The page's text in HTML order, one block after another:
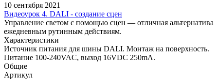
10 сентября 2021
Видеоурок 4. DALI - создание сцен
Управление светом с помощью сцен — отличная альтернатива
ежедневным рутинным действиям.
Характеристики
Источник питания для шины DALI. Монтаж на поверхность.
Питание 100-240VAC, выход 16VDC 250mA.
Общие
Артикул